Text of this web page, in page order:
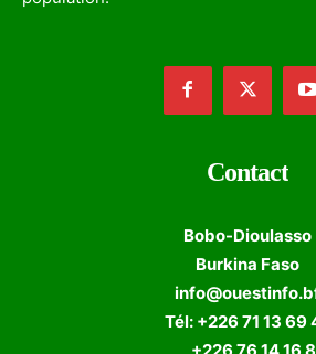
Contact
Bobo-Dioulasso
Burkina Faso
Tél: +226 71 13 69